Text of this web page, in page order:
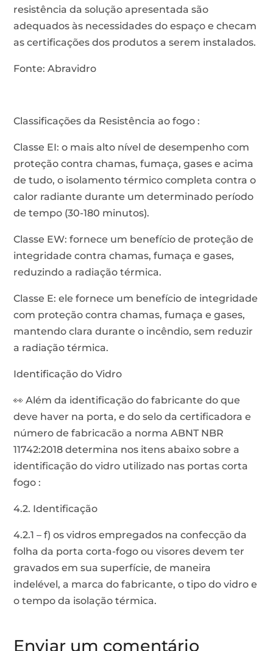
resistência da solução apresentada são
adequados às necessidades do espaço e checam
as certificações dos produtos a serem instalados.
Fonte: Abravidro
Classificações da Resistência ao fogo :
Classe EI: o mais alto nível de desempenho com
proteção contra chamas, fumaça, gases e acima
de tudo, o isolamento térmico completa contra o
calor radiante durante um determinado período
de tempo (30-180 minutos).
Classe EW: fornece um benefício de proteção de
integridade contra chamas, fumaça e gases,
reduzindo a radiação térmica.
Classe E: ele fornece um benefício de integridade
com proteção contra chamas, fumaça e gases,
mantendo clara durante o incêndio, sem reduzir
a radiação térmica.
Identificação do Vidro
👀 Além da identificação do fabricante do que
deve haver na porta, e do selo da certificadora e
número de fabricacão a norma ABNT NBR
11742:2018 determina nos itens abaixo sobre a
identificação do vidro utilizado nas portas corta
fogo :
4.2. Identificação
4.2.1 – f) os vidros empregados na confecção da
folha da porta corta-fogo ou visores devem ter
gravados em sua superfície, de maneira
indelével, a marca do fabricante, o tipo do vidro e
o tempo da isolação térmica.
Enviar um comentário